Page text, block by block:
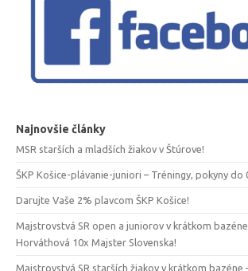
Najnovšie články
MSR starších a mladších žiakov v Štúrove!
ŠKP Košice-plávanie-juniori – Tréningy, pokyny do
Darujte Vaše 2% plavcom ŠKP Košice!
Majstrovstvá SR open a juniorov v krátkom
Horváthová 10x Majster Slovenska!
Majstrovstvá SR starších žiakov v krátkom bazéne